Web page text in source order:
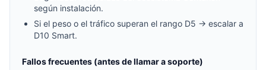
según instalación.
Si el peso o el tráfico superan el rango D5 → escalar a
D10 Smart.
Fallos frecuentes (antes de llamar a soporte)